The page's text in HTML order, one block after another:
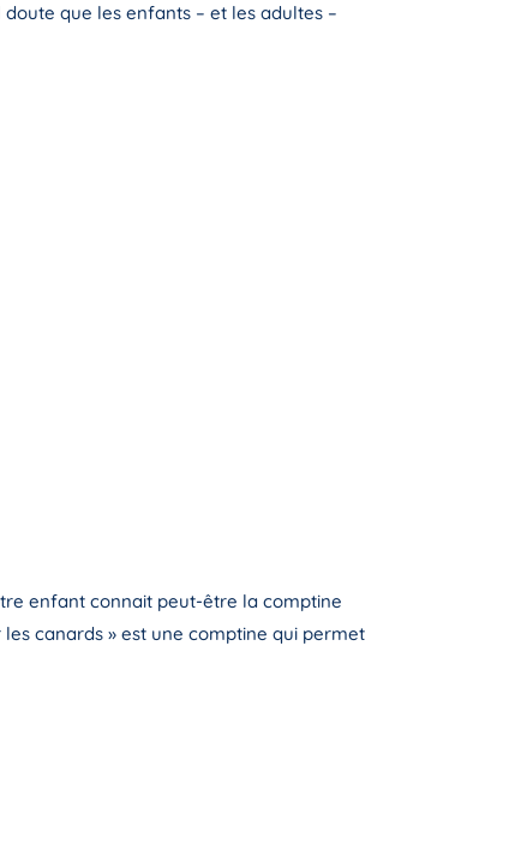
doute que les enfants – et les adultes –
enfant connait peut-être la comptine
les canards » est une comptine qui permet